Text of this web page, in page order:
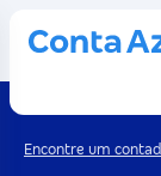
Encontre um